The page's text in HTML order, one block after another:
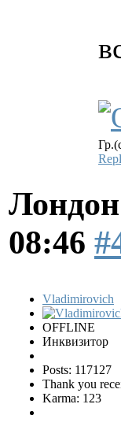
08:46
Vladimirovich
OFFLINE
Инквизитор
Posts: 117127
Thank you
Karma: 123